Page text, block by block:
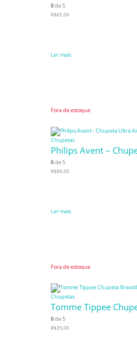
0de 5
R$65,00
Ler mais
Fora de estoque
Chupetas
Philips Avent –
0de 5
R$80,00
Ler mais
Fora de estoque
Chupetas
Tomme Tippee
0de 5
R$35,00